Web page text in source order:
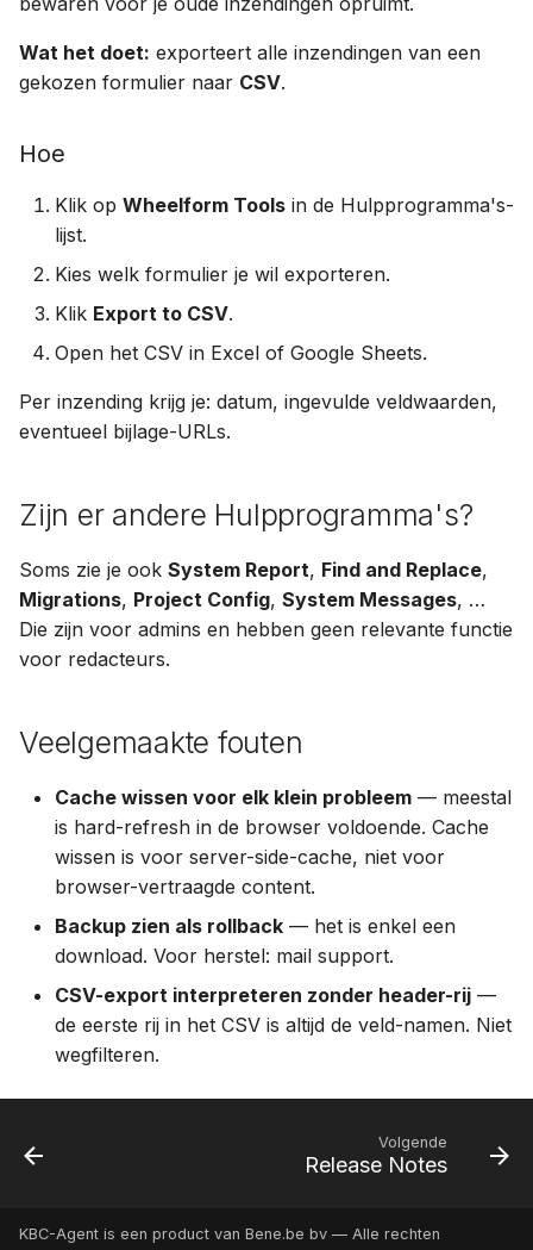
Wat het doet: exporteert alle inzendingen van een
gekozen formulier naar CSV.
Hoe
Klik op Wheelform Tools in de Hulpprogramma's-
lijst.
Kies welk formulier je wil exporteren.
Klik Export to CSV.
Open het CSV in Excel of Google Sheets.
Per inzending krijg je: datum, ingevulde veldwaarden,
eventueel bijlage-URLs.
Zijn er andere Hulpprogramma's?
Soms zie je ook System Report, Find and Replace,
Migrations, Project Config, System Messages, …
Die zijn voor admins en hebben geen relevante functie
voor redacteurs.
Veelgemaakte fouten
Cache wissen voor elk klein probleem — meestal
is hard-refresh in de browser voldoende. Cache
wissen is voor server-side-cache, niet voor
browser-vertraagde content.
Backup zien als rollback — het is enkel een
download. Voor herstel: mail support.
CSV-export interpreteren zonder header-rij —
de eerste rij in het CSV is altijd de veld-namen. Niet
wegfilteren.
Volgende
Release Notes
KBC-Agent is een product van Bene.be bv — Alle rechten